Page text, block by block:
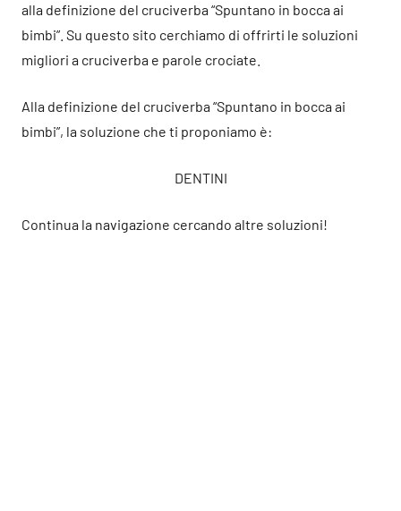
alla definizione del cruciverba “Spuntano in bocca ai
bimbi”. Su questo sito cerchiamo di offrirti le soluzioni
migliori a cruciverba e parole crociate.
Alla definizione del cruciverba “Spuntano in bocca ai
bimbi”, la soluzione che ti proponiamo è:
DENTINI
Continua la navigazione cercando altre soluzioni!